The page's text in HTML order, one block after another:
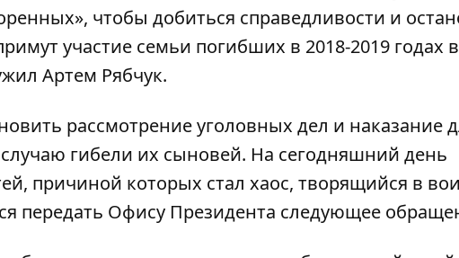
чтобы добиться справедливости и
участие семьи погибших в 2018-2019 годах в
Артем Рябчук.
рассмотрение уголовных дел и наказание
гибели их сыновей. На сегодняшний день
причиной которых стал хаос, творящийся в
передать Офису Президента следующее